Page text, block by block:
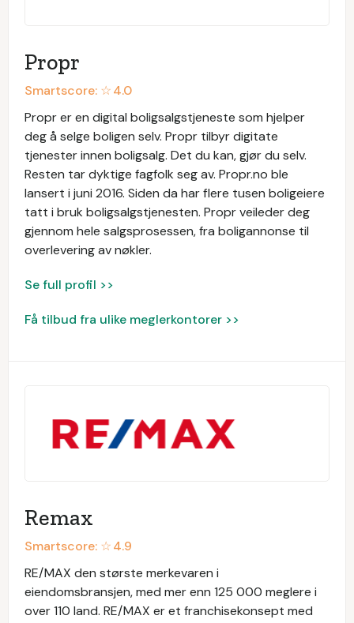
Propr
Smartscore: ☆4.0
Propr er en digital boligsalgstjeneste som hjelper
deg å selge boligen selv. Propr tilbyr digitate
tjenester innen boligsalg. Det du kan, gjør du selv.
Resten tar dyktige fagfolk seg av. Propr.no ble
lansert i juni 2016. Siden da har flere tusen boligeiere
tatt i bruk boligsalgstjenesten. Propr veileder deg
gjennom hele salgsprosessen, fra boligannonse til
overlevering av nøkler.
Se full profil >>
Få tilbud fra ulike meglerkontorer >>
Remax
Smartscore: ☆4.9
RE/MAX den største merkevaren i
eiendomsbransjen, med mer enn 125 000 meglere i
over 110 land. RE/MAX er et franchisekonsept med